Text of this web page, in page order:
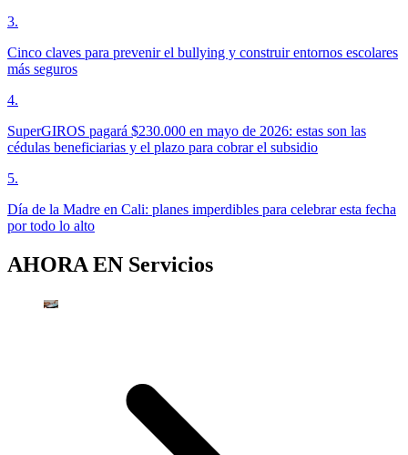
3.
Cinco claves para prevenir el bullying y construir entornos escolares
más seguros
4.
SuperGIROS pagará $230.000 en mayo de 2026: estas son las
cédulas beneficiarias y el plazo para cobrar el subsidio
5.
Día de la Madre en Cali: planes imperdibles para celebrar esta fecha
por todo lo alto
AHORA EN Servicios